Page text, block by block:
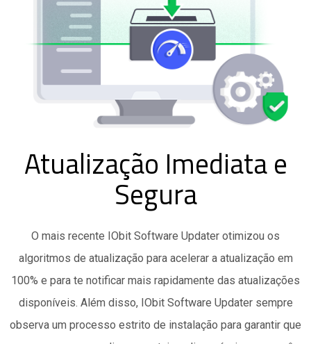
Atualização Imediata e
Segura
O mais recente IObit Software Updater otimizou os
algoritmos de atualização para acelerar a atualização em
100% e para te notificar mais rapidamente das atualizações
disponíveis. Além disso, IObit Software Updater sempre
observa um processo estrito de instalação para garantir que